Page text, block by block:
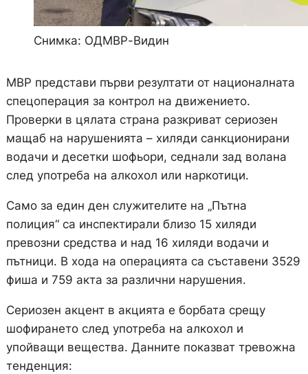
Снимка: ОДМВР-Видин
МВР представи първи резултати от националната
спецоперация за контрол на движението.
Проверки в цялата страна разкриват сериозен
мащаб на нарушенията – хиляди санкционирани
водачи и десетки шофьори, седнали зад волана
след употреба на алкохол или наркотици.
Само за един ден служителите на „Пътна
полиция“ са инспектирали близо 15 хиляди
превозни средства и над 16 хиляди водачи и
пътници. В хода на операцията са съставени 3529
фиша и 759 акта за различни нарушения.
Сериозен акцент в акцията е борбата срещу
шофирането след употреба на алкохол и
упойващи вещества. Данните показват тревожна
тенденция: